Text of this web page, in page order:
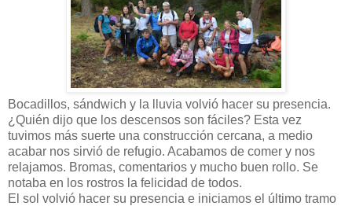
Bocadillos, sándwich y la lluvia volvió hacer su presencia.
¿Quién dijo que los descensos son fáciles? Esta vez
tuvimos más suerte una construcción cercana, a medio
acabar nos sirvió de refugio. Acabamos de comer y nos
relajamos. Bromas, comentarios y mucho buen rollo. Se
notaba en los rostros la felicidad de todos.
El sol volvió hacer su presencia e iniciamos el último tramo